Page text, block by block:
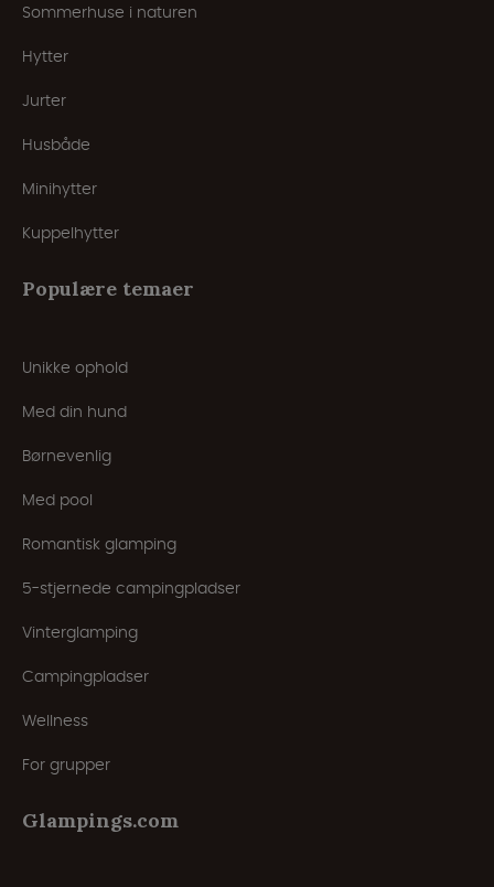
Sommerhuse i naturen
Hytter
Jurter
Husbåde
Minihytter
Kuppelhytter
Populære temaer
Unikke ophold
Med din hund
Børnevenlig
Med pool
Romantisk glamping
5-stjernede campingpladser
Vinterglamping
Campingpladser
Wellness
For grupper
Glampings.com